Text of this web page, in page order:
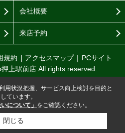
会社概要
来店予約
規約 アクセスマップ
PCサイト
上駅前店 All rights reserved.
用状況把握、サービス向上検討を目的と
ています。
について」 をご確認ください。
閉じる